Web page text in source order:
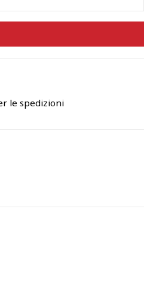
le spedizioni